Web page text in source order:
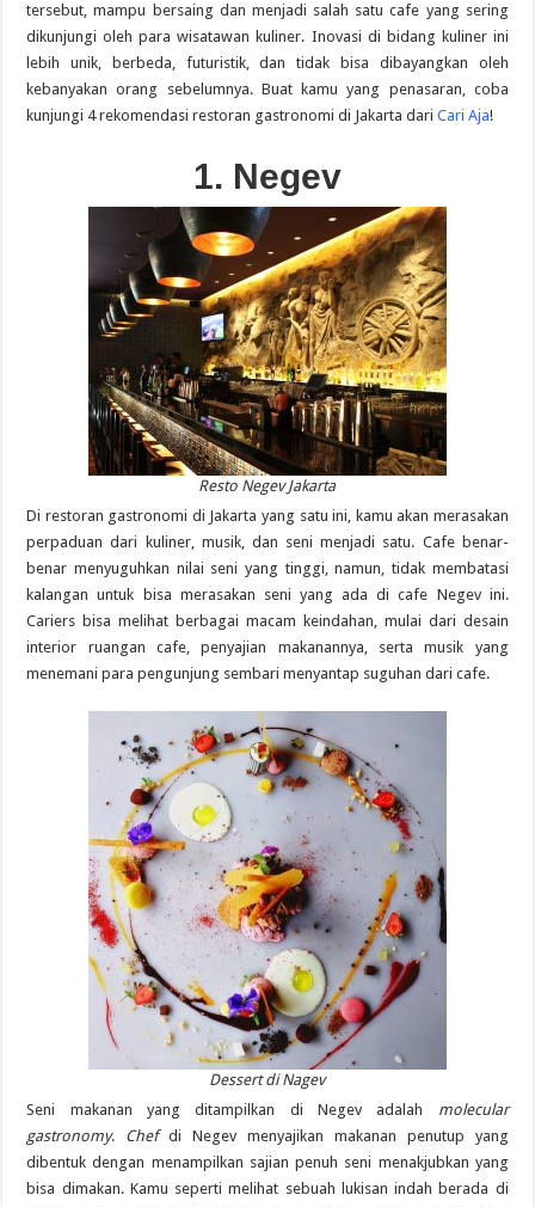
tersebut, mampu bersaing dan menjadi salah satu cafe yang sering
dikunjungi oleh para wisatawan kuliner. Inovasi di bidang kuliner ini
lebih unik, berbeda, futuristik, dan tidak bisa dibayangkan oleh
kebanyakan orang sebelumnya. Buat kamu yang penasaran, coba
kunjungi 4 rekomendasi restoran gastronomi di Jakarta dariCari Aja!
1. Negev
Resto Negev Jakarta
Di restoran gastronomi di Jakarta yang satu ini, kamu akan merasakan
perpaduan dari kuliner, musik, dan seni menjadi satu. Cafe benar-
benar menyuguhkan nilai seni yang tinggi, namun, tidak membatasi
kalangan untuk bisa merasakan seni yang ada di cafe Negev ini.
Cariers bisa melihat berbagai macam keindahan, mulai dari desain
interior ruangan cafe, penyajian makanannya, serta musik yang
menemani para pengunjung sembari menyantap suguhan dari cafe.
Dessert di Nagev
Seni makanan yang ditampilkan di Negev adalah molecular
gastronomy. Chefdi Negev menyajikan makanan penutup yang
dibentuk dengan menampilkan sajian penuh seni menakjubkan yang
bisa dimakan. Kamu seperti melihat sebuah lukisan indah berada di